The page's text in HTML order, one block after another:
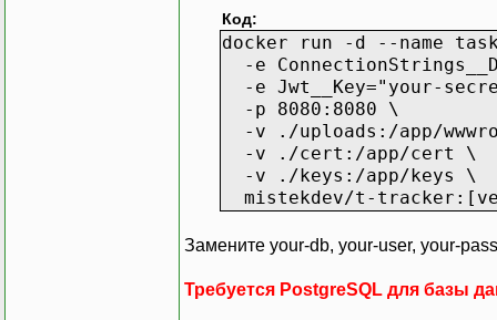
Код:
docker run -d --name
-e
-e Jwt__Key="your-
-p 8080:8080 \
-v ./uploads:/app/
-v ./cert:/app/cert \
-v ./keys:/app/keys \
mistekdev/t-
Замените your-db, your-user, your-
Требуется PostgreSQL для базы